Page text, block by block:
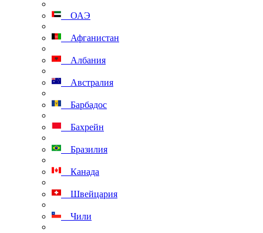
ОАЭ
Афганистан
Албания
Австралия
Барбадос
Бахрейн
Бразилия
Канада
Швейцария
Чили